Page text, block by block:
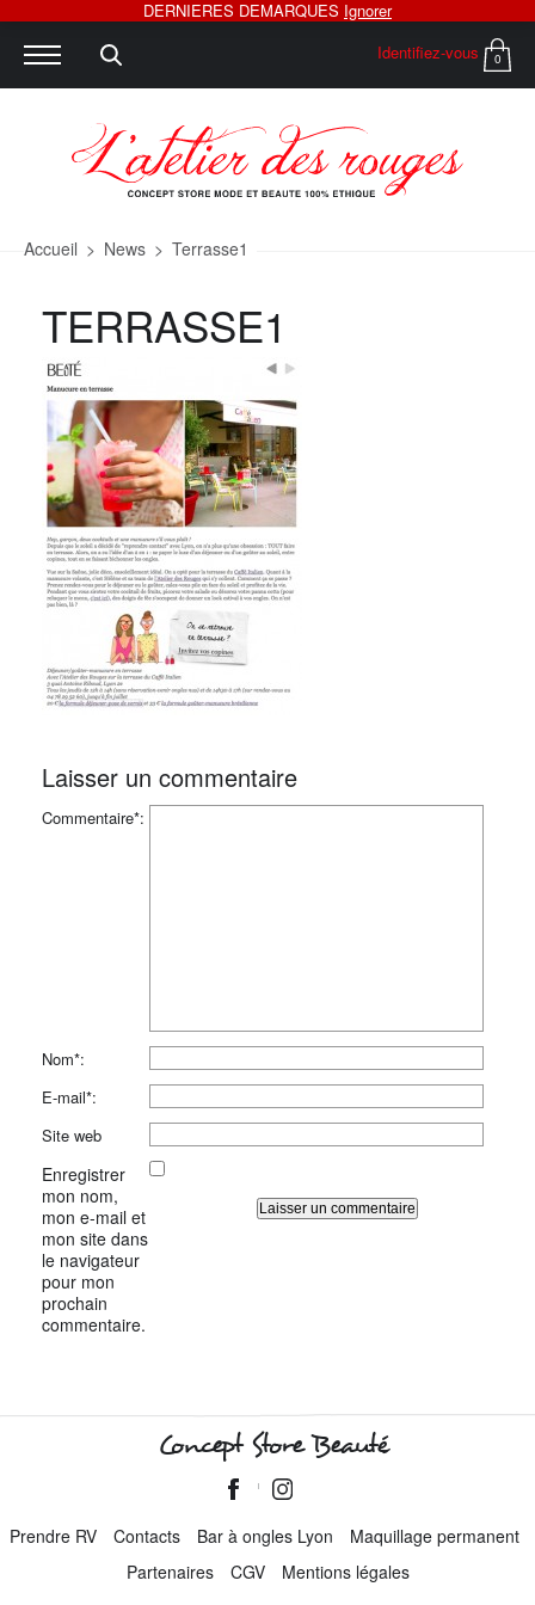
Identifiez-vous 0
Accueil > News > Terrasse1
TERRASSE1
Laisser un commentaire
Commentaire*:
Nom*:
E-mail*:
Site web
Enregistrer
mon nom,
mon e-mail et
mon site dans
le navigateur
pour mon
prochain
commentaire.
Concept Store Beauté
Prendre RV Contacts Bar à ongles Lyon
Maquillage permanent
Partenaires
CGV Mentions légales
DERNIERES DEMARQUES Ignorer